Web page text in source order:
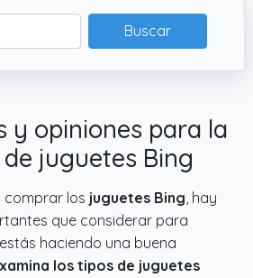
cualquier lugar.
Buscar
y opiniones para la
juguetes Bing
comprar los juguetes Bing, hay
que considerar para
haciendo una buena
los tipos de juguetes